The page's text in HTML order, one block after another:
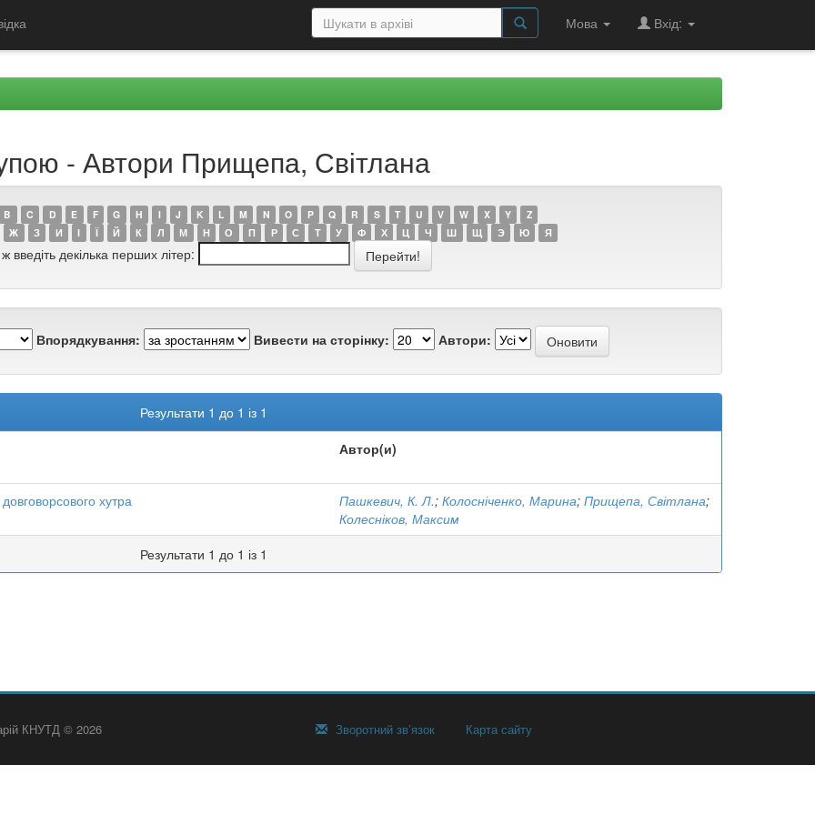
Мова Вхід:
- Автори Прищепа, Світлана
B C D E F G H I J K L M N O P Q R S T U V W X Y
Z
Ж З И І Ї Й К Л М Н О П Р С Т У Ф Х Ц Ч Ш Щ Э Ю Я
введіть декілька перших літер:
Впорядкування: Вивести на сторінку: Автори:
Результати 1 до 1 із 1
Автор(и)
хутра Пашкевич, К. Л.; Колосніченко, Марина; Прищепа, Світлана;
Колесніков, Максим
Результати 1 до 1 із 1
КНУТД © 2026 Зворотний зв’язок Карта сайту